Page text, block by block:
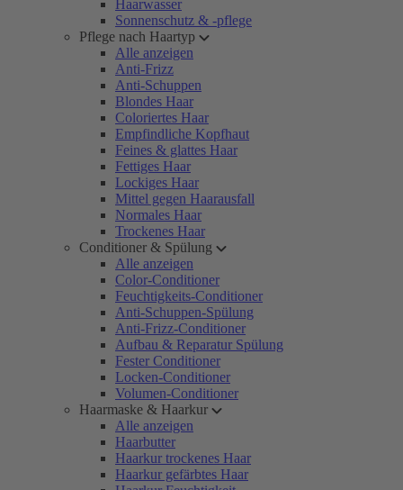
Haarwasser
Sonnenschutz & -pflege
Pflege nach Haartyp
Alle anzeigen
Anti-Frizz
Anti-Schuppen
Blondes Haar
Coloriertes Haar
Empfindliche Kopfhaut
Feines & glattes Haar
Fettiges Haar
Lockiges Haar
Mittel gegen Haarausfall
Normales Haar
Trockenes Haar
Conditioner & Spülung
Alle anzeigen
Color-Conditioner
Feuchtigkeits-Conditioner
Anti-Schuppen-Spülung
Anti-Frizz-Conditioner
Aufbau & Reparatur Spülung
Fester Conditioner
Locken-Conditioner
Volumen-Conditioner
Haarmaske & Haarkur
Alle anzeigen
Haarbutter
Haarkur trockenes Haar
Haarkur gefärbtes Haar